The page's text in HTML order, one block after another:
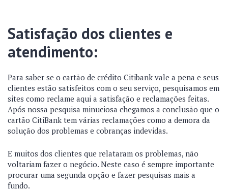
Satisfação dos clientes e
atendimento:
Para saber se o cartão de crédito Citibank vale a pena e seus
clientes estão satisfeitos com o seu serviço, pesquisamos em
sites como reclame aqui a satisfação e reclamações feitas.
Após nossa pesquisa minuciosa chegamos a conclusão que o
cartão CitiBank tem várias reclamações como a demora da
solução dos problemas e cobranças indevidas.
E muitos dos clientes que relataram os problemas, não
voltariam fazer o negócio. Neste caso é sempre importante
procurar uma segunda opção e fazer pesquisas mais a
fundo.